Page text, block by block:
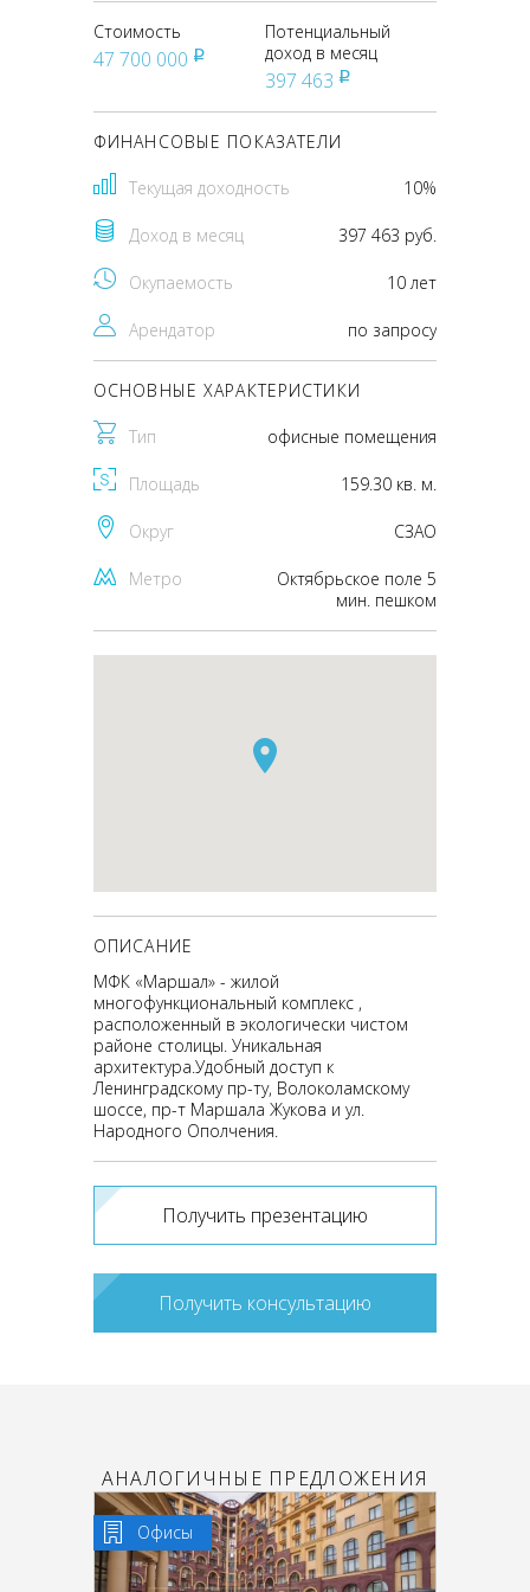
Стоимость
47 700 000 pуб
Потенциальный
доход в месяц
397 463 pуб
ФИНАНСОВЫЕ ПОКАЗАТЕЛИ
Текущая доходность 10%
Доход в месяц 397 463 руб.
Окупаемость 10 лет
Арендатор по запросу
ОСНОВНЫЕ ХАРАКТЕРИСТИКИ
Тип офисные помещения
Площадь 159.30 кв. м.
Округ CЗАО
Метро
Октябрьское поле 5
мин. пешком
ОПИСАНИЕ
МФК «Маршал» - жилой
многофункциональный комплекс ,
расположенный в экологически чистом
районе столицы. Уникальная
архитектура.Удобный доступ к
Ленинградскому пр-ту, Волоколамскому
шоссе, пр-т Маршала Жукова и ул.
Народного Ополчения.
Получить презентацию
Получить консультацию
АНАЛОГИЧНЫЕ ПРЕДЛОЖЕНИЯ
Офисы